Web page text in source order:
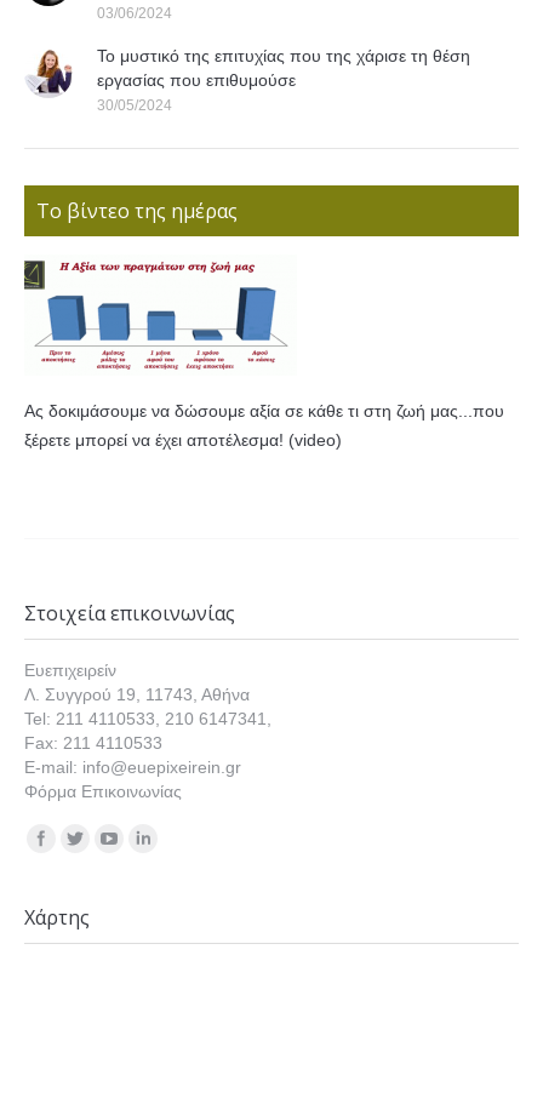
03/06/2024
Το μυστικό της επιτυχίας που της χάρισε τη θέση
εργασίας που επιθυμούσε
30/05/2024
Το βίντεο της ημέρας
Ας δοκιμάσουμε να δώσουμε αξία σε κάθε τι στη ζωή μας...που
ξέρετε μπορεί να έχει αποτέλεσμα! (video)
Στοιχεία επικοινωνίας
Ευεπιχειρείν
Λ. Συγγρού 19, 11743, Αθήνα
Tel: 211 4110533, 210 6147341,
Fax: 211 4110533
E-mail: info@euepixeirein.gr
Φόρμα Επικοινωνίας
Find us on:
Χάρτης